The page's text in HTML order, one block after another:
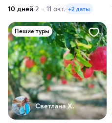
10 дней 2 – 11 окт. +2 даты
Пешие туры
Светлана Х.